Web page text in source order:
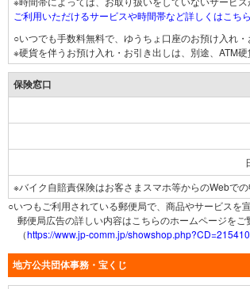
ご利用いただけるサービスや時間帯など詳しくはこち
○いつでも手数料無料で、ゆうちょ口座のお預け入れ・
※硬貨を伴うお預け入れ・お引き出しは、別途、ATM硬
保険窓口
※バイク自賠責保険はお客さまスマホ等からのWebでの
○いつもご利用されている郵便局で、商品やサービスを
郵便局広告の詳しい内容はこちらのホームページをご
（https://www.jp-comm.jp/showshop.php?CD=215410
地方公共団体事務・宝くじ